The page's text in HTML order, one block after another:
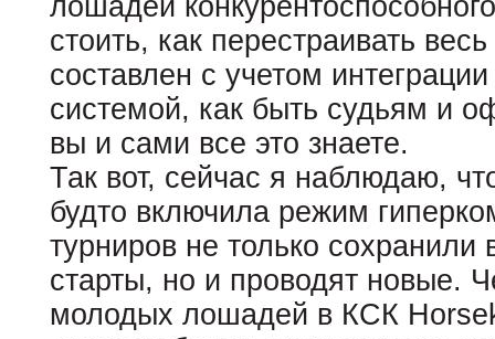
лошадей
стоить, как перестраивать
составлен с учетом
системой, как быть судьям и
вы и сами все это знаете.
Так вот, сейчас я наблюдаю,
будто включила режим
турниров не только
старты, но и проводят новые.
молодых лошадей в КСК